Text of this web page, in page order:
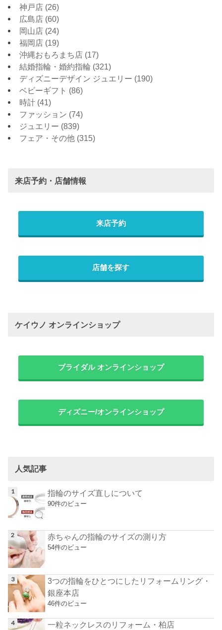
神戸店 (26)
広島店 (60)
岡山店 (24)
福岡店 (19)
沖縄おもろまち店 (17)
結婚指輪・婚約指輪 (321)
ディズニーデザイン ジュエリー (190)
ベビーギフト (86)
時計 (41)
ファッション (74)
ジュエリー (839)
フェア・その他 (315)
来店予約・店舗情報
来店予約
店舗を探す
ケイウノ オンラインショップ
ブライダル オンラインショップ
ディズニー/オンラインショップ
人気記事
指輪のサイズ直しについて
90件のビュー
赤ちゃんの指輪のサイズの測り方
54件のビュー
3つの指輪をひとつにしたリフォームリング・
銀座本店
46件のビュー
一粒ネックレスのリフォーム・柏店